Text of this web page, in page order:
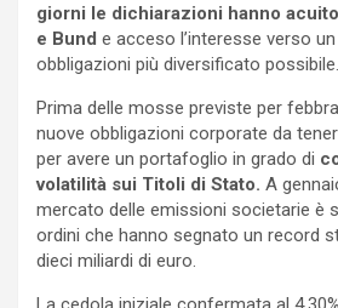
giorni le dichiarazioni hanno
e Bund e acceso l’interesse verso
obbligazioni più diversificato possibile.
Prima delle mosse previste per
nuove obbligazioni corporate da
per avere un portafoglio in grado di
volatilità sui Titoli di Stato. A
mercato delle emissioni societarie è
ordini che hanno segnato un record
dieci miliardi di euro.